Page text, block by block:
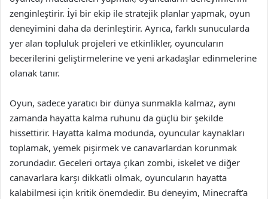
zenginleştirir. İyi bir ekip ile stratejik planlar yapmak, oyun
deneyimini daha da derinleştirir. Ayrıca, farklı sunucularda
yer alan topluluk projeleri ve etkinlikler, oyuncuların
becerilerini geliştirmelerine ve yeni arkadaşlar edinmelerine
olanak tanır.
Oyun, sadece yaratıcı bir dünya sunmakla kalmaz, aynı
zamanda hayatta kalma ruhunu da güçlü bir şekilde
hissettirir. Hayatta kalma modunda, oyuncular kaynakları
toplamak, yemek pişirmek ve canavarlardan korunmak
zorundadır. Geceleri ortaya çıkan zombi, iskelet ve diğer
canavarlara karşı dikkatli olmak, oyuncuların hayatta
kalabilmesi için kritik önemdedir. Bu deneyim, Minecraft’a